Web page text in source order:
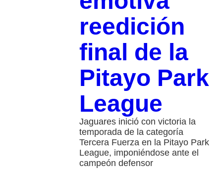
reedición
final de la
Pitayo Park
League
Jaguares inició con victoria la
temporada de la categoría
Tercera Fuerza en la Pitayo Park
League, imponiéndose ante el
campeón defensor